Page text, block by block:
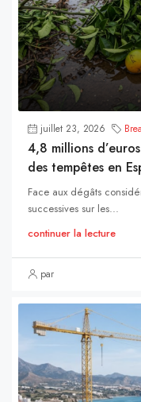
juillet 23, 2026
4,8 millions
des tempêtes en
Face aux dégâts
successives sur les...
continuer la lecture
par